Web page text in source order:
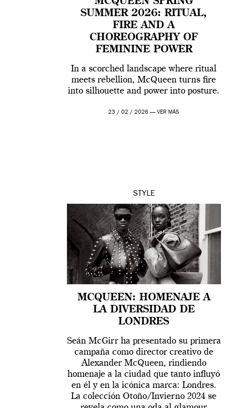
SUMMER 2026: RITUAL,
FIRE AND A
CHOREOGRAPHY OF
FEMININE POWER
In a scorched landscape where ritual
meets rebellion, McQueen turns fire
into silhouette and power into posture.
23 / 02 / 2026 —VER MÁS
STYLE
MCQUEEN: HOMENAJE A
LA DIVERSIDAD DE
LONDRES
Seán McGirr ha presentado su primera
campaña como director creativo de
Alexander McQueen, rindiendo
homenaje a la ciudad que tanto influyó
en él y en la icónica marca: Londres.
La colección Otoño/Invierno 2024 se